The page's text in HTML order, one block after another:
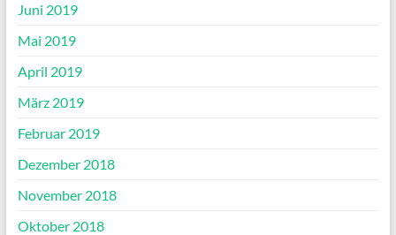
Juni 2019
Mai 2019
April 2019
März 2019
Februar 2019
Dezember 2018
November 2018
Oktober 2018